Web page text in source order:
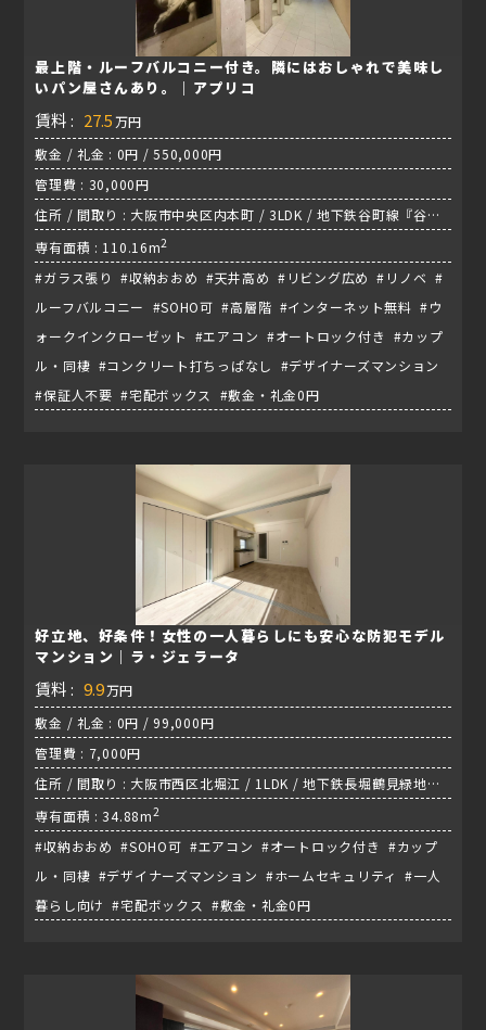
最上階・ルーフバルコニー付き。隣にはおしゃれで美味し
いパン屋さんあり。｜アプリコ
賃料 : 27.5 万円
敷金 / 礼金 : 0円 / 550,000円
管理費 : 30,000円
住所 / 間取り : 大阪市中央区内本町 / 3LDK / 地下鉄谷町線『谷町
四丁目駅』
専有面積 : 110.16m2
#ガラス張り #収納おおめ #天井高め #リビング広め #リノベ #
ルーフバルコニー #SOHO可 #高層階 #インターネット無料 #ウ
ォークインクローゼット #エアコン #オートロック付き #カップ
ル・同棲 #コンクリート打ちっぱなし #デザイナーズマンション
#保証人不要 #宅配ボックス #敷金・礼金0円
好立地、好条件！女性の一人暮らしにも安心な防犯モデル
マンション｜ラ・ジェラータ
賃料 : 9.9万円
敷金 / 礼金 : 0円 / 99,000円
管理費 : 7,000円
住所 / 間取り : 大阪市西区北堀江 / 1LDK / 地下鉄長堀鶴見緑地線
『西大橋駅』
専有面積 : 34.88m2
#収納おおめ #SOHO可 #エアコン #オートロック付き #カップ
ル・同棲 #デザイナーズマンション #ホームセキュリティ #一人
暮らし向け #宅配ボックス #敷金・礼金0円